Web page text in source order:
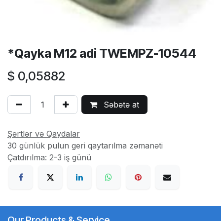
*Qayka M12 adi TWEMPZ-10544
$ 0,05882
Səbətə at
Şərtlər və Qaydalar
30 günlük pulun geri qaytarılma zəmanəti
Çatdırılma: 2-3 iş günü